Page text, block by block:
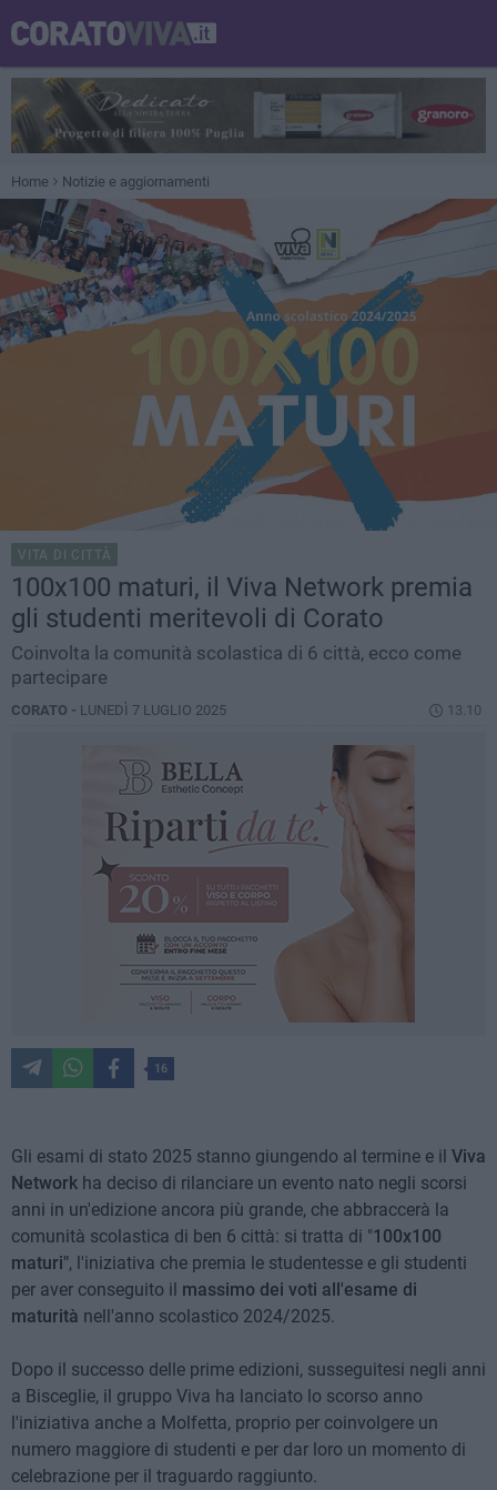
Home Notizie e aggiornamenti
VITA DI CITTÀ
100x100 maturi, il Viva Network premia
gli studenti meritevoli di Corato
Coinvolta la comunità scolastica di 6 città, ecco come
partecipare
CORATO - LUNEDÌ 7 LUGLIO 2025 13.10
16
Gli esami di stato 2025 stanno giungendo al termine e il Viva
Network ha deciso di rilanciare un evento nato negli scorsi
anni in un'edizione ancora più grande, che abbraccerà la
comunità scolastica di ben 6 città: si tratta di "100x100
maturi", l'iniziativa che premia le studentesse e gli studenti
per aver conseguito il massimo dei voti all'esame di
maturità nell'anno scolastico 2024/2025.
Dopo il successo delle prime edizioni, susseguitesi negli anni
a Bisceglie, il gruppo Viva ha lanciato lo scorso anno
l'iniziativa anche a Molfetta, proprio per coinvolgere un
numero maggiore di studenti e per dar loro un momento di
celebrazione per il traguardo raggiunto.